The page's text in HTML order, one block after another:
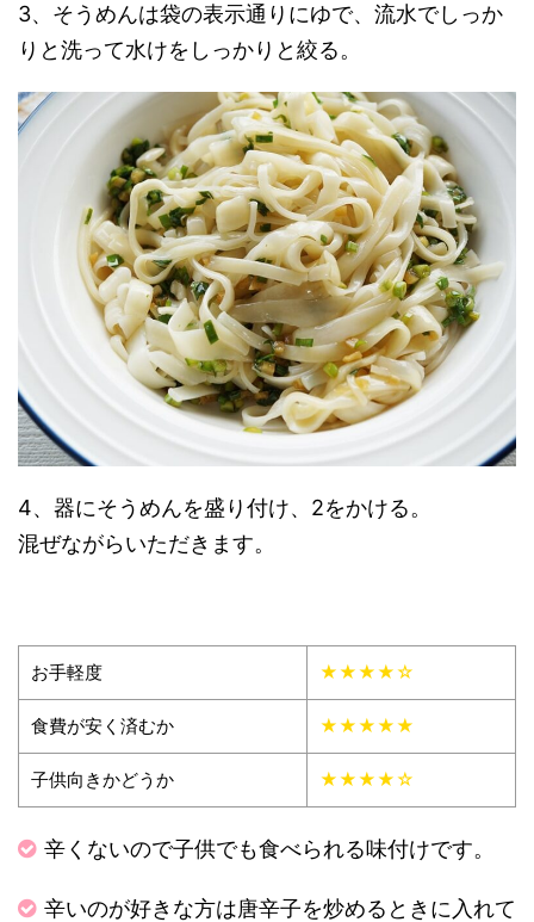
3、そうめんは袋の表示通りにゆで、流水でしっか
りと洗って水けをしっかりと絞る。
4、器にそうめんを盛り付け、2をかける。
混ぜながらいただきます。
お手軽度 ★★★★☆
食費が安く済むか ★★★★★
子供向きかどうか ★★★★☆
辛くないので子供でも食べられる味付けです。
辛いのが好きな方は唐辛子を炒めるときに入れて